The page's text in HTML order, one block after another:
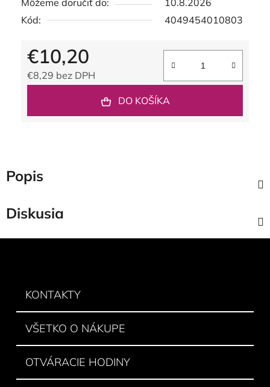
Môžeme doručiť do:
10.8.2026
Kód:
4049454010803
€10,20
€8,29 bez DPH
DO KOŠÍKA
Popis
Diskusia
KONTAKTY
VŠETKO O NÁKUPE
OTVÁRACIE HODINY